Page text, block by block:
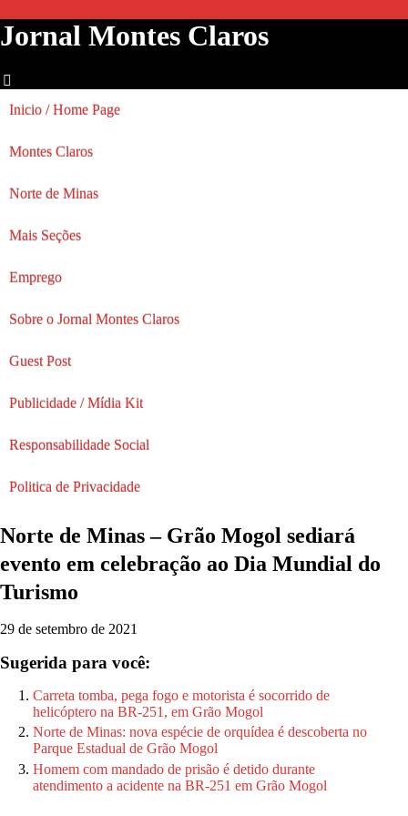
Jornal Montes Claros
Inicio / Home Page
Montes Claros
Norte de Minas
Mais Seções
Emprego
Sobre o Jornal Montes Claros
Guest Post
Publicidade / Mídia Kit
Responsabilidade Social
Politica de Privacidade
Norte de Minas – Grão Mogol sediará
evento em celebração ao Dia Mundial do
Turismo
29 de setembro de 2021
Sugerida para você:
Carreta tomba, pega fogo e motorista é socorrido de
helicóptero na BR‑251, em Grão Mogol
Norte de Minas: nova espécie de orquídea é descoberta no
Parque Estadual de Grão Mogol
Homem com mandado de prisão é detido durante
atendimento a acidente na BR-251 em Grão Mogol